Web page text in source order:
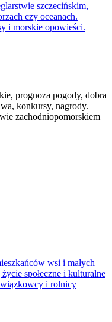
szczecińskim,
czy oceanach.
i morskie opowieści.
prognoza pogody, dobra
konkursy, nagrody.
zachodniopomorskiem
wsi i małych
społeczne i kulturalne
i rolnicy